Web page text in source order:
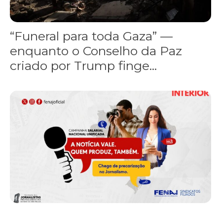
“Funeral para toda Gaza” —
enquanto o Conselho da Paz
criado por Trump finge...
Assinada nova CCT de jornais e revistas do interior